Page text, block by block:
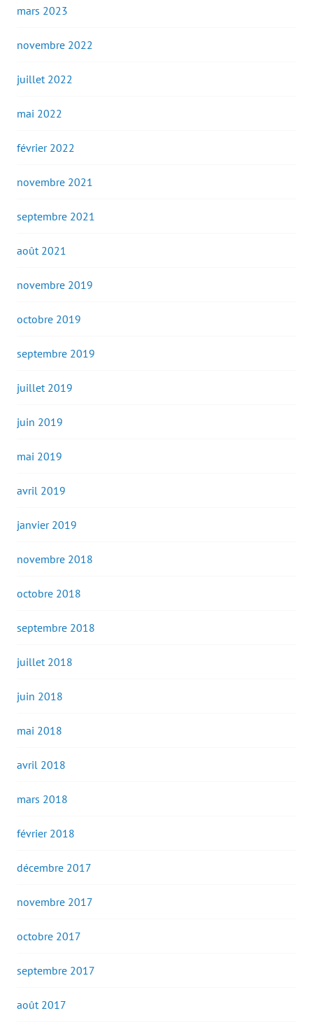
mars 2023
novembre 2022
juillet 2022
mai 2022
février 2022
novembre 2021
septembre 2021
août 2021
novembre 2019
octobre 2019
septembre 2019
juillet 2019
juin 2019
mai 2019
avril 2019
janvier 2019
novembre 2018
octobre 2018
septembre 2018
juillet 2018
juin 2018
mai 2018
avril 2018
mars 2018
février 2018
décembre 2017
novembre 2017
octobre 2017
septembre 2017
août 2017